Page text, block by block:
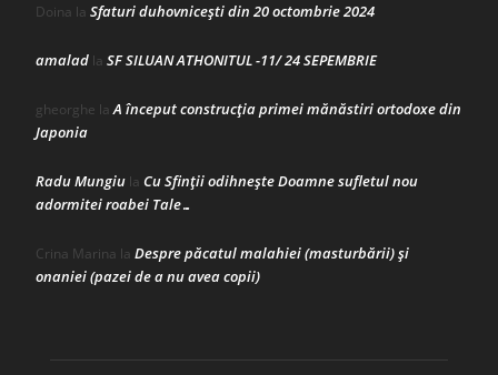
Doina la Sfaturi duhovnicești din 20 octombrie 2024
amalad la SF SILUAN ATHONITUL -11/ 24 SEPEMBRIE
gheorghe laA început construcţia primei mănăstiri ortodoxe din
Japonia
Radu Mungiu la Cu Sfinții odihnește Doamne sufletul nou
adormitei roabei Tale…
Crina Marina la Despre păcatul malahiei (masturbării) şi
onaniei (pazei de a nu avea copii)